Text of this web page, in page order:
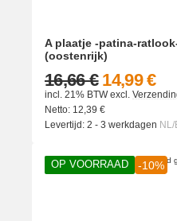
A plaatje -patina-
(oostenrijk)
14,99 €
16,66 €
incl. 21% BTWexcl.
Netto: 12,39 €
Levertijd: 2 - 3 werkdagen NL/
OP VOORRAAD -10%